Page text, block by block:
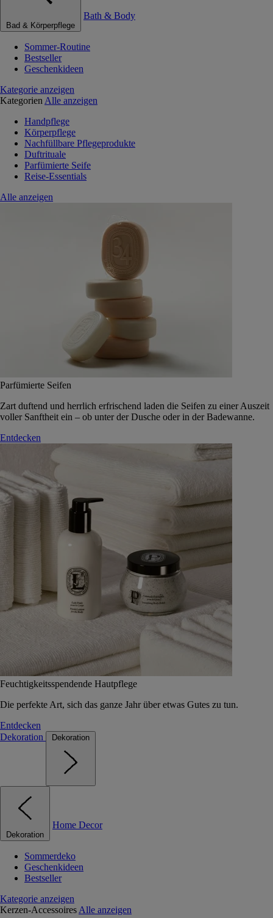
Bad & Körperpflege
Bath & Body
Sommer-Routine
Bestseller
Geschenkideen
Kategorie anzeigen
Kategorien Alle anzeigen
Handpflege
Körperpflege
Nachfüllbare Pflegeprodukte
Duftrituale
Parfümierte Seife
Reise-Essentials
Alle anzeigen
Parfümierte Seifen
Zart duftend und herrlich erfrischend laden die Seifen zu einer Auszeit
voller Sanftheit ein – ob unter der Dusche oder in der Badewanne.
Entdecken
Feuchtigkeitsspendende Hautpflege
Die perfekte Art, sich das ganze Jahr über etwas Gutes zu tun.
Entdecken
Dekoration
Dekoration
Dekoration
Home Decor
Sommerdeko
Geschenkideen
Bestseller
Kategorie anzeigen
Kerzen-Accessoires Alle anzeigen